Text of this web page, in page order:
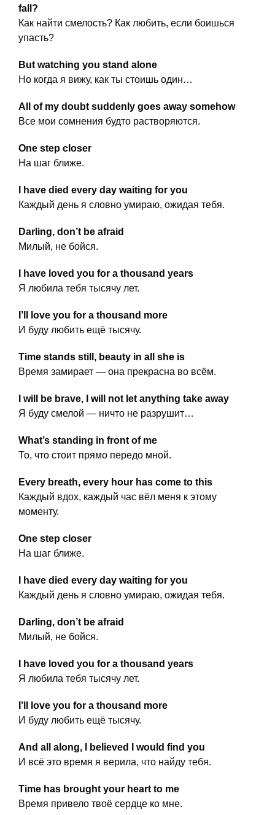
fall?
Как найти смелость? Как любить, если боишься
упасть?
But watching you stand alone
Но когда я вижу, как ты стоишь один…
All of my doubt suddenly goes away somehow
Все мои сомнения будто растворяются.
One step closer
На шаг ближе.
I have died every day waiting for you
Каждый день я словно умираю, ожидая тебя.
Darling, don’t be afraid
Милый, не бойся.
I have loved you for a thousand years
Я любила тебя тысячу лет.
I’ll love you for a thousand more
И буду любить ещё тысячу.
Time stands still, beauty in all she is
Время замирает — она прекрасна во всём.
I will be brave, I will not let anything take away
Я буду смелой — ничто не разрушит…
What’s standing in front of me
То, что стоит прямо передо мной.
Every breath, every hour has come to this
Каждый вдох, каждый час вёл меня к этому
моменту.
One step closer
На шаг ближе.
I have died every day waiting for you
Каждый день я словно умираю, ожидая тебя.
Darling, don’t be afraid
Милый, не бойся.
I have loved you for a thousand years
Я любила тебя тысячу лет.
I’ll love you for a thousand more
И буду любить ещё тысячу.
And all along, I believed I would find you
И всё это время я верила, что найду тебя.
Time has brought your heart to me
Время привело твоё сердце ко мне.